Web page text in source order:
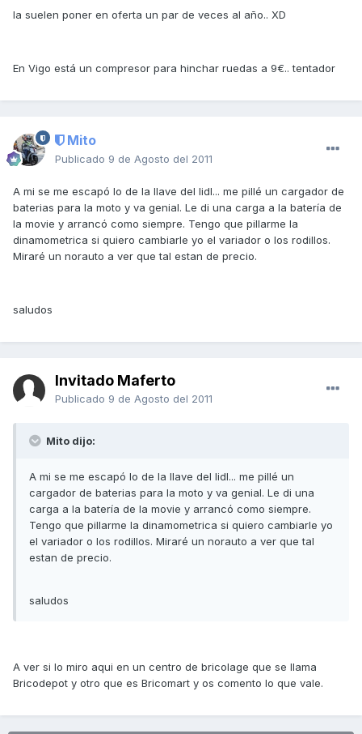
la suelen poner en oferta un par de veces al año.. XD
En Vigo está un compresor para hinchar ruedas a 9€.. tentador
Mito
Publicado 9 de Agosto del 2011
A mi se me escapó lo de la llave del lidl... me pillé un cargador de
baterias para la moto y va genial. Le di una carga a la batería de
la movie y arrancó como siempre. Tengo que pillarme la
dinamometrica si quiero cambiarle yo el variador o los rodillos.
Miraré un norauto a ver que tal estan de precio.
saludos
Invitado Maferto
Publicado 9 de Agosto del 2011
Mito dijo:
A mi se me escapó lo de la llave del lidl... me pillé un
cargador de baterias para la moto y va genial. Le di una
carga a la batería de la movie y arrancó como siempre.
Tengo que pillarme la dinamometrica si quiero cambiarle yo
el variador o los rodillos. Miraré un norauto a ver que tal
estan de precio.
saludos
A ver si lo miro aqui en un centro de bricolage que se llama
Bricodepot y otro que es Bricomart y os comento lo que vale.